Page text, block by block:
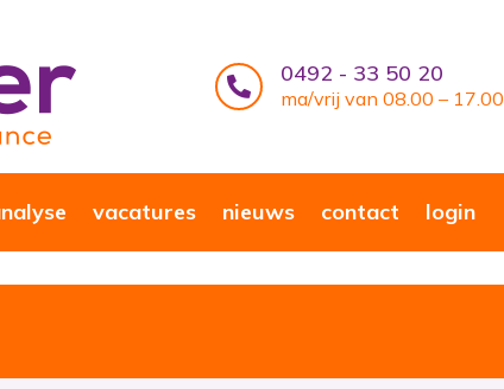
 0492 - 33 50 20
ma/vrij van 08.00 – 17.00
vacatures nieuws contact login